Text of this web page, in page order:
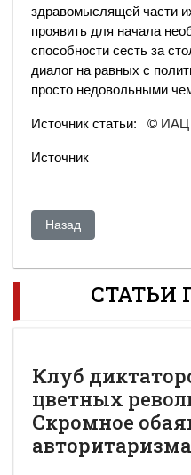
здравомыслящей части
проявить для начала
способности сесть за
диалог на равных с
просто недовольными
Источник статьи: ©
Источник
Предыдущий: "Новый
Назад
СТАТЬИ
Клуб
цветных
Скромное
авторитаризма